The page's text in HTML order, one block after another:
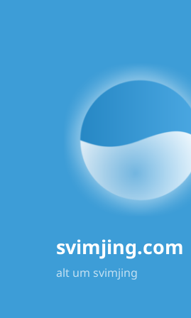
svimjing.com
alt um svimjing